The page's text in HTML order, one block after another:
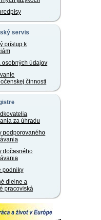
servis
prístup k
osobných údajov
činnosti
za úhradu
podporovaného
dočasného
podniky
dielne a
pracoviská